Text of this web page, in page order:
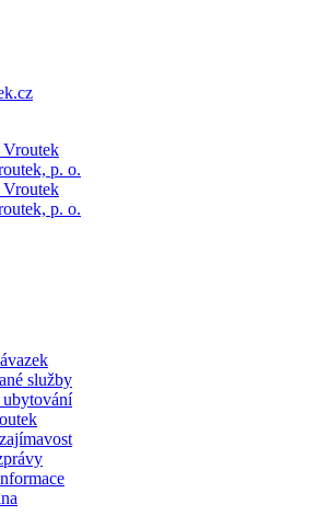
p. o.
p. o.
služby